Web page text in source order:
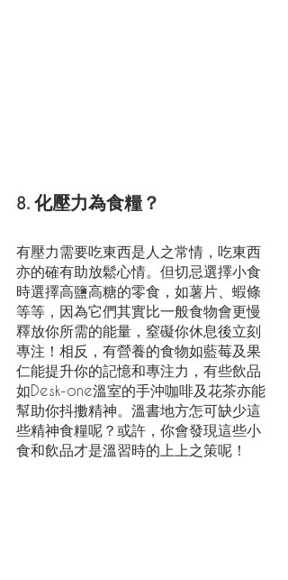
8. 化壓力為食糧？
有壓力需要吃東西是人之常情，吃東西
亦的確有助放鬆心情。但切忌選擇小食
時選擇高鹽高糖的零食，如薯片、蝦條
等等，因為它們其實比一般食物會更慢
釋放你所需的能量，窒礙你休息後立刻
專注！相反，有營養的食物如藍莓及果
仁能提升你的記憶和專注力，有些飲品
如Desk-one溫室的手沖咖啡及花茶亦能
幫助你抖擻精神。溫書地方怎可缺少這
些精神食糧呢？或許，你會發現這些小
食和飲品才是溫習時的上上之策呢！